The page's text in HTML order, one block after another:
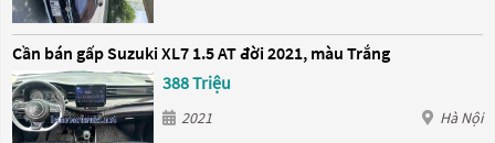
Cần bán gấp Suzuki XL7 1.5 AT đời 2021, màu Trắng
388 Triệu
2021 Hà Nội